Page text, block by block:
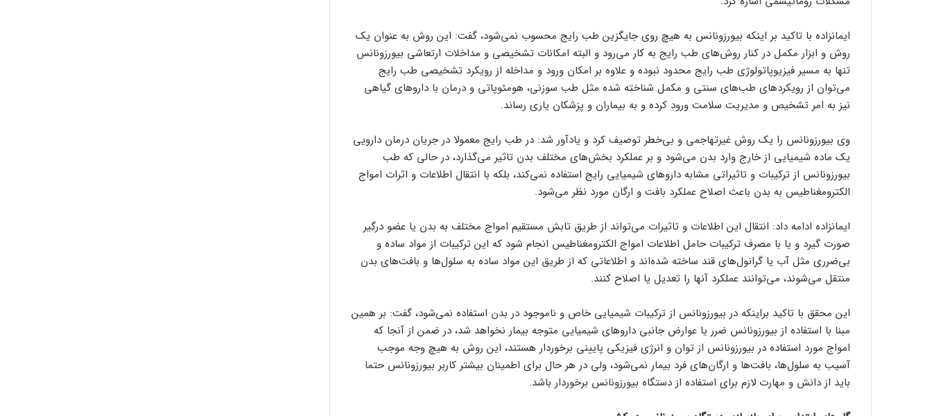
ایمانزاده با تاکید بر اینکه بیورزونانس به هیچ روی جایگزین طب رایج محسوب نمی‌شود، گفت: این روش به عنوان یک
روش و ابزار مکمل در کنار روش‌های طب رایج به کار می‌رود و البته امکانات تشخیصی و مداخلات ارتعاشی بیورزونانس
تنها به مسیر فیزیوپاتولوژی طب رایج محدود نبوده و علاوه بر امکان ورود و مداخله از رویکرد تشخیصی طب رایج
می‌توان از رویکردهای طب‌های سنتی و مکمل شناخته شده مثل طب سوزنی، هومئوپاتی و درمان با داروهای گیاهی
نیز به امر تشخیص و مدیریت سلامت ورود کرده و به بیماران و پزشکان یاری رساند.
وی بیورزونانس را یک روش غیرتهاجمی و بی‌خطر توصیف کرد و یادآور شد: در طب رایج معمولا در جریان درمان دارویی
یک ماده شیمیایی از خارج وارد بدن می‌شود و بر عملکرد بخش‌های مختلف بدن تاثیر می‌گذارد، در حالی که طب
بیورزونانس از ترکیبات و تاثیراتی مشابه داروهای شیمیایی رایج استفاده نمی‌کند، بلکه با انتقال اطلاعات و اثرات امواج
الکترومغناطیس به بدن باعث اصلاح عملکرد بافت و ارگان مورد نظر می‌شود.
ایمانزاده ادامه داد: انتقال این اطلاعات و تاثیرات می‌تواند از طریق تابش مستقیم امواج مختلف به بدن یا عضو درگیر
صورت گیرد و یا با مصرف ترکیبات حامل اطلاعات امواج الکترومغناطیس انجام شود که این ترکیبات از مواد ساده و
بی‌ضرری مثل آب یا گرانول‌های قند ساخته شده‌اند و اطلاعاتی که از طریق این مواد ساده به سلول‌ها و بافت‌های بدن
منتقل می‌شوند، می‌توانند عملکرد آنها را تعدیل یا اصلاح کنند.
این محقق با تاکید براینکه در بیورزونانس از ترکیبات شیمیایی خاص و ناموجود در بدن استفاده نمی‌شود، گفت: بر همین
مبنا با استفاده از بیورزونانس ضرر یا عوارض جانبی داروهای شیمیایی متوجه بیمار نخواهد شد، در ضمن از آنجا که
امواج مورد استفاده در بیورزونانس از توان و انرژی فیزیکی پایینی برخوردار هستند، این روش به هیچ وجه موجب
آسیب به سلول‌ها، بافت‌ها و ارگان‌های فرد بیمار نمی‌شود، ولی در هر حال برای اطمینان بیشتر کاربر بیورزونانس حتما
باید از دانش و مهارت لازم برای استفاده از دستگاه بیورزونانس برخوردار باشد.